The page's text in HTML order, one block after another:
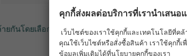
กันโดยเลือกคุณลักษณะอย่างน้อยหนึ่งรายการ
คุณลักษณะ
คุกกี้ส่งผลต่อบริการที่เรานำเสน
เว็บไซต์ของเราใช้คุกกี้และเทคโนโลยีที่
คุณใช้เว็บไซต์หรือสั่งซื้อสินค้า เราใช้คุกกี้
ข้อมูลเพิ่มเติมได้ที่นโยบายคุกกี้ของเรา